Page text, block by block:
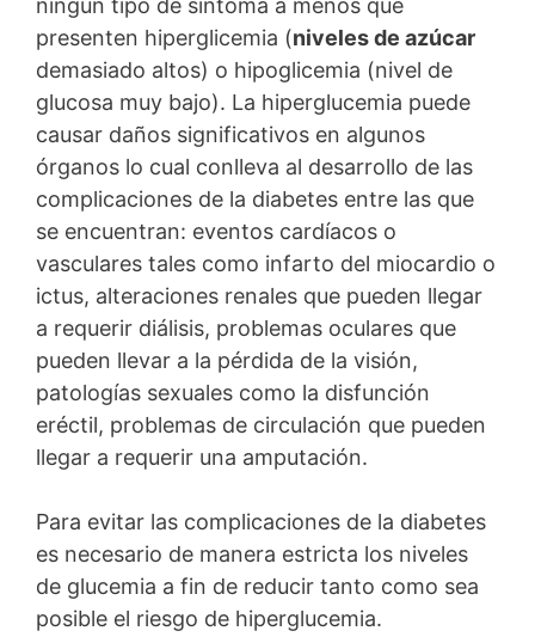
ningún tipo de síntoma a menos que
presenten hiperglicemia (niveles de azúcar
demasiado altos) o hipoglicemia (nivel de
glucosa muy bajo). La hiperglucemia puede
causar daños significativos en algunos
órganos lo cual conlleva al desarrollo de las
complicaciones de la diabetes entre las que
se encuentran: eventos cardíacos o
vasculares tales como infarto del miocardio o
ictus, alteraciones renales que pueden llegar
a requerir diálisis, problemas oculares que
pueden llevar a la pérdida de la visión,
patologías sexuales como la disfunción
eréctil, problemas de circulación que pueden
llegar a requerir una amputación.
Para evitar las complicaciones de la diabetes
es necesario de manera estricta los niveles
de glucemia a fin de reducir tanto como sea
posible el riesgo de hiperglucemia.